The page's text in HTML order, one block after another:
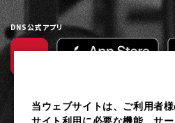
DNS公式アプリ
当ウェブサイトは、ご利用者
サイト利用に必要な機能、サ